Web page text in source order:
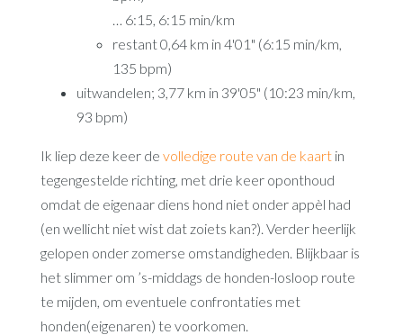
… 6:15, 6:15 min/km
restant 0,64 km in 4'01" (6:15 min/km,
135 bpm)
uitwandelen; 3,77 km in 39'05" (10:23 min/km,
93 bpm)
Ik liep deze keer de volledige route van de kaartin
tegengestelde richting, met drie keer oponthoud
omdat de eigenaar diens hond niet onder appèl had
(en wellicht niet wist dat zoiets kan?). Verder heerlijk
gelopen onder zomerse omstandigheden. Blijkbaar is
het slimmer om ’s-middags de honden-losloop route
te mijden, om eventuele confrontaties met
honden(eigenaren) te voorkomen.